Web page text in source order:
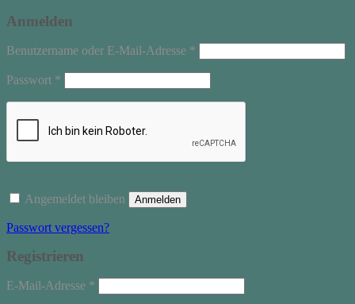
Anmelden
Benutzername oder E-Mail-Adresse *
Passwort *
Angemeldet bleiben Anmelden
Passwort vergessen?
Registrieren
E-Mail-Adresse *